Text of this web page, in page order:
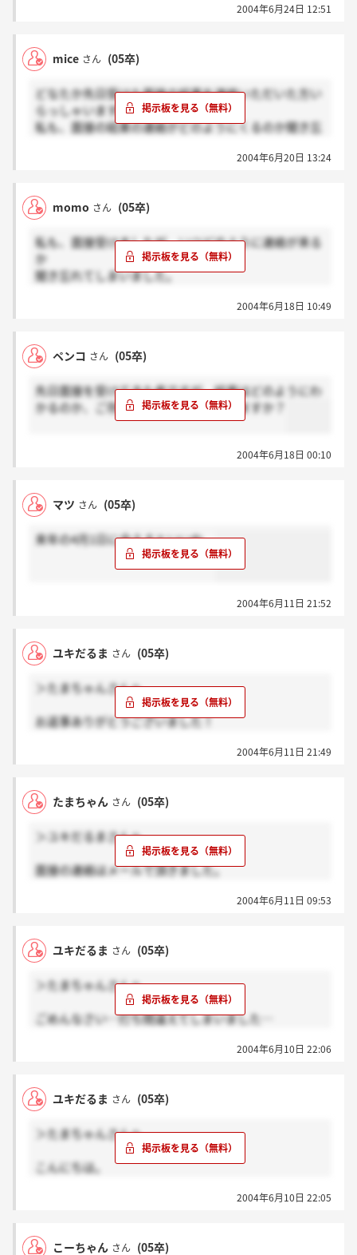
2004年6月24日 12:51
mice さん (05卒)
どなたか先日受けた面接の結果を連絡いただいた方い
らっしゃいますか？
私も、面接の結果の連絡がどのようにくるのか聞き忘
たとうとしているので、そろそろ連絡をもらっている
ろまでに・・・というようなことも聞かなかったの
で、毎日結果が気がかりで・・・。
2004年6月20日 13:24
momo さん (05卒)
私も、面接受けましたが、いつどのように連絡が来る
か
聞き忘れてしまいました。
説明会ではTSLの電話番号を登録しておくように強調
いましたから、電話かなと思っています。
しょうか？？
先日の面接では役員の方が6人も勢ぞろいしていてビ
2004年6月18日 10:49
ペンコ さん (05卒)
先日面接を受けてきた者ですが、結果はどのようにわ
かるのか、ご存知の方はいらっしゃいますか？
2004年6月18日 00:10
マツ さん (05卒)
来年の4月1日に会えるといいね。
2004年6月11日 21:52
ユキだるま さん (05卒)
＞たまちゃんさんへ
お返事ありがとうございました！
僕はここから去りますが、面接がんばってください!!
2004年6月11日 21:49
たまちゃん さん (05卒)
＞ユキだるまさんへ
面接の連絡はメールで頂きました。
2004年6月11日 09:53
ユキだるま さん (05卒)
＞たまちゃんさんへ
ごめんなさい…打ち間違えてしまいました…
2004年6月10日 22:06
ユキだるま さん (05卒)
＞たまちゃんさんへ
こんにちは。
あの、ところでお電話は非通知でかかってきませんで
2004年6月10日 22:05
こーちゃん さん (05卒)